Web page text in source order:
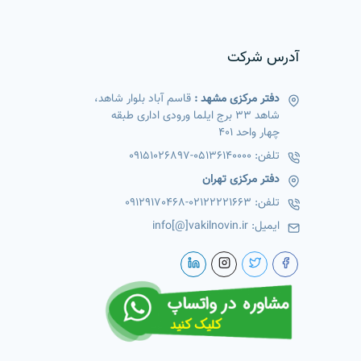
آدرس شرکت
دفتر مرکزی مشهد : قاسم آباد بلوار شاهد،
شاهد 33 برج ایلما ورودی اداری طبقه
چهار واحد 401
تلفن: 05136140000
-
09151026897
دفتر مرکزی تهران
تلفن: 02122221663
-
09129170468
ایمیل: info[@]vakilnovin.ir